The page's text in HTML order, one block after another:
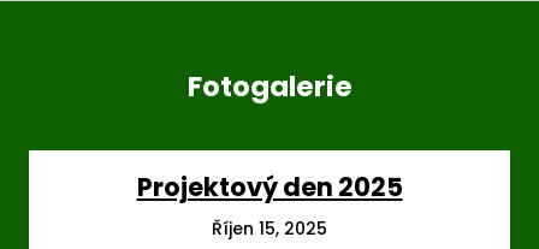
Fotogalerie
Projektový den 2025
Říjen 15, 2025